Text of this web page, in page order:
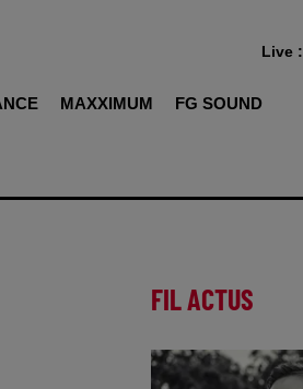
MAXXIMUM FG SOUND
Live :
FIL ACTUS